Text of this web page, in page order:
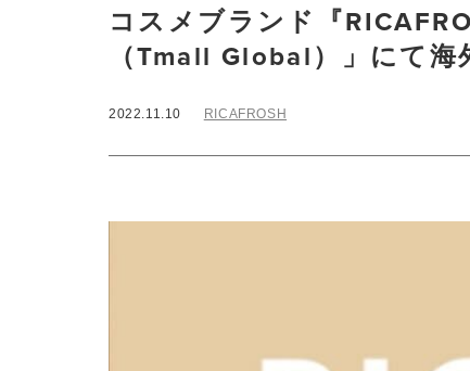
コスメブランド『
（Tmall Global）」にて
2022.11.10 RICAFROSH